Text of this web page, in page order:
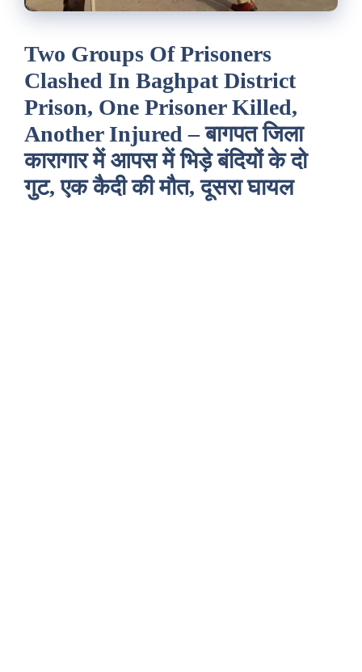
Two Groups Of Prisoners
Clashed In Baghpat District
Prison, One Prisoner Killed,
Another Injured – बागपत जिला
कारागार में आपस में भिड़े बंदियों के दो
गुट, एक कैदी की मौत, दूसरा घायल